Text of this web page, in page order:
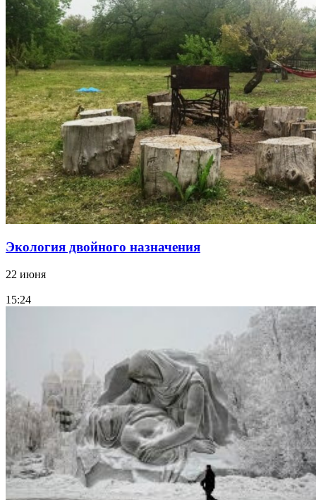
Экология двойного назначения
22 июня
15:24